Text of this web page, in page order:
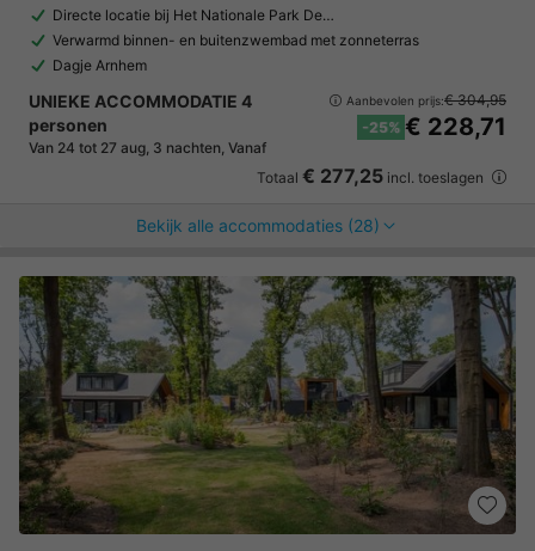
Directe locatie bij Het Nationale Park De…
Verwarmd binnen- en buitenzwembad met zonneterras
Dagje Arnhem
UNIEKE ACCOMMODATIE 4
personen
Van 24 tot 27 aug, 3 nachten, Vanaf
Aanbevolen prijs:€ 304,95
-25% € 228,71
Totaal € 277,25 incl. toeslagen
Bekijk alle accommodaties (28)